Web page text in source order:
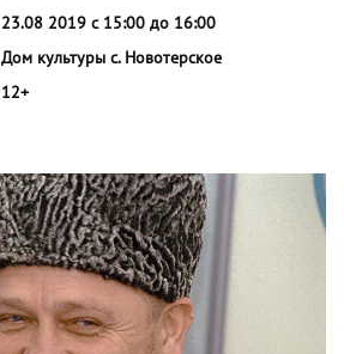
23.08 2019 с 15:00 до 16:00
Дом культуры с. Новотерское
12+